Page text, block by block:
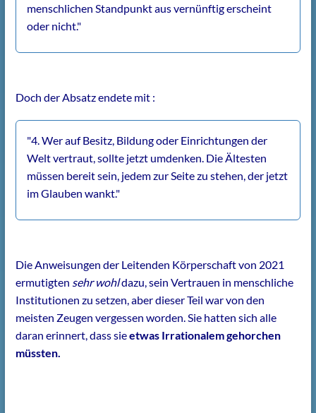
menschlichen Standpunkt aus vernünftig erscheint
oder nicht."
Doch der Absatz endete mit :
"4. Wer auf Besitz, Bildung oder Einrichtungen der
Welt vertraut, sollte jetzt umdenken. Die Ältesten
müssen bereit sein, jedem zur Seite zu stehen, der jetzt
im Glauben wankt."
Die Anweisungen der Leitenden Körperschaft von 2021
ermutigten sehr wohldazu, sein Vertrauen in menschliche
Institutionen zu setzen, aber dieser Teil war von den
meisten Zeugen vergessen worden. Sie hatten sich alle
daran erinnert, dass sieetwas Irrationalem gehorchen
müssten.